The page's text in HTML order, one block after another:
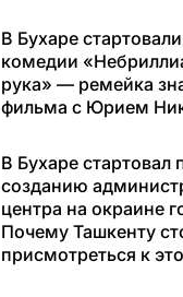
В Бухаре
комедии
рука» — ремейка
фильма с Юрием
В Бухаре стартовал
созданию
центра на окраине
Почему Ташкенту
присмотреться к